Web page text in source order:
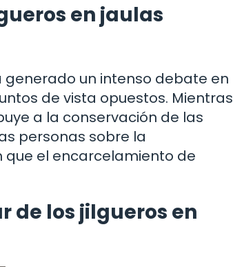
en jaulas
un intenso debate en
de vista opuestos. Mientras
a la conservación de las
personas sobre la
que el encarcelamiento de
de los jilgueros en